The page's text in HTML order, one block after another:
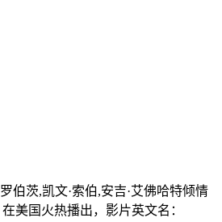
伯茨,凯文·索伯,安吉·艾佛哈特倾情
美国火热播出，影片英文名：